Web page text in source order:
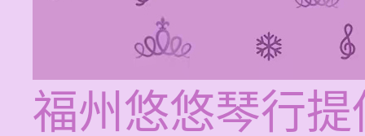
福州悠悠琴行